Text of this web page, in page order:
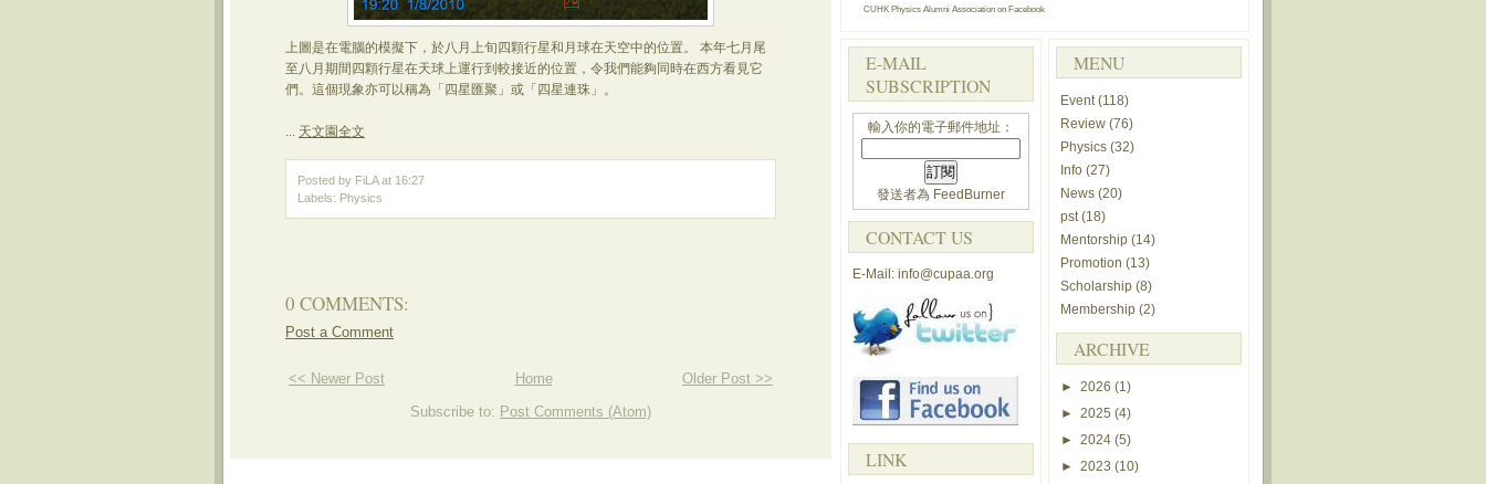
上圖是在電腦的模擬下，於八月上旬四顆行星和月球在天空中的位置。 本年七月尾
至八月期間四顆行星在天球上運行到較接近的位置，令我們能夠同時在西方看見它
們。這個現象亦可以稱為「四星匯聚」或「四星連珠」。
... 天文園全文
Posted by FiLAat 16:27
Labels: Physics
0 COMMENTS:
Post a Comment
<< Newer Post Older Post >>
Home
Subscribe to: Post Comments (Atom)
CUHK Physics Alumni Association on Facebook
E-MAIL
SUBSCRIPTION
輸入你的電子郵件地址：
發送者為 FeedBurner
CONTACT US
E-Mail: info@cupaa.org
LINK
MENU
Event(118)
Review (76)
Physics (32)
Info (27)
News (20)
pst(18)
Mentorship (14)
Promotion (13)
Scholarship (8)
Membership (2)
ARCHIVE
► 2026 (1)
► 2025 (4)
► 2024 (5)
► 2023 (10)